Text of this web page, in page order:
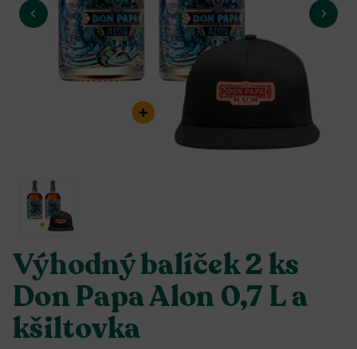
Výhodný balíček 2 ks
Don Papa Alon 0,7 L a
kšiltovka